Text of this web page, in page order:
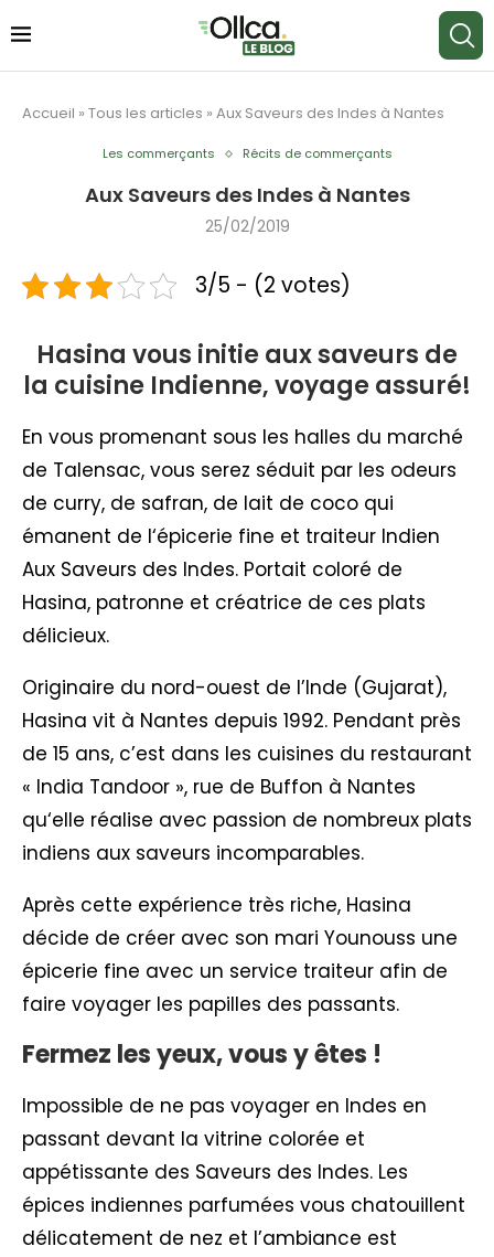
Accueil » Tous les articles » Aux Saveurs des Indes à Nantes
Les commerçants Récits de commerçants
Aux Saveurs des Indes à Nantes
25/02/2019
3/5 - (2 votes)
Hasina vous initie aux saveurs de
la cuisine Indienne, voyage assuré!
En vous promenant sous les halles du marché
de Talensac, vous serez séduit par les odeurs
de curry, de safran, de lait de coco qui
émanent de l‘épicerie fine et traiteur Indien
Aux Saveurs des Indes. Portait coloré de
Hasina, patronne et créatrice de ces plats
délicieux.
Originaire du nord-ouest de l’Inde (Gujarat),
Hasina vit à Nantes depuis 1992. Pendant près
de 15 ans, c’est dans les cuisines du restaurant
« India Tandoor », rue de Buffon à Nantes
qu‘elle réalise avec passion de nombreux plats
indiens aux saveurs incomparables.
Après cette expérience très riche, Hasina
décide de créer avec son mari Younouss une
épicerie fine avec un service traiteur afin de
faire voyager les papilles des passants.
Fermez les yeux, vous y êtes !
Impossible de ne pas voyager en Indes en
passant devant la vitrine colorée et
appétissante des Saveurs des Indes. Les
épices indiennes parfumées vous chatouillent
délicatement de nez et l’ambiance est